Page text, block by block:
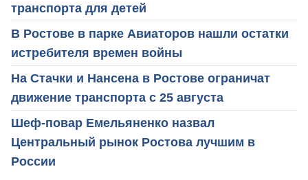
транспорта для детей
В Ростове в парке Авиаторов нашли остатки
истребителя времен войны
На Стачки и Нансена в Ростове ограничат
движение транспорта с 25 августа
Шеф-повар Емельяненко назвал
Центральный рынок Ростова лучшим в
России